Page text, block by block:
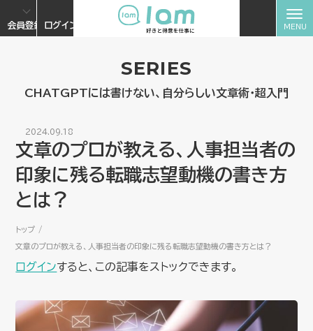
会員登録 ログイン
SERIES
CHATGPTには書けない、自分らしい文章術・超入門
2024.09.18
文章のプロが教える、人事担当者の
印象に残る転職志望動機の書き方
とは？
トップ
文章のプロが教える、人事担当者の印象に残る転職志望動機の書き方とは？
ログインすると、この記事をストックできます。